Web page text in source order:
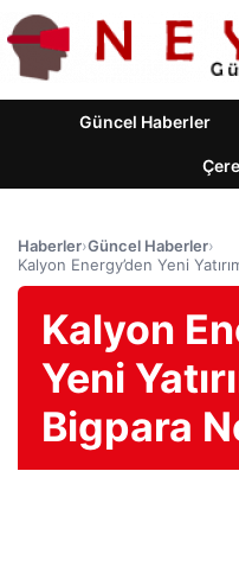
Güncel Haberler
Haberler›Güncel Haberler›
Kalyon Energy’den Yeni
Kalyon
Yeni
Bigpara